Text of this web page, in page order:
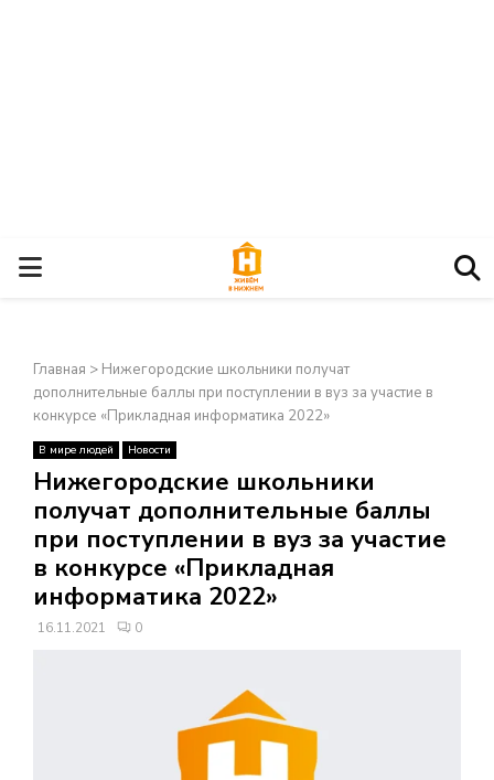
О
Н
О
В
Н
Главная > Нижегородские школьники получат
дополнительные баллы при поступлении в вуз за участие в
конкурсе «Прикладная информатика 2022»
В мире людей Новости
Нижегородские школьники
получат дополнительные баллы
при поступлении в вуз за участие
в конкурсе «Прикладная
информатика 2022»
16.11.2021 0